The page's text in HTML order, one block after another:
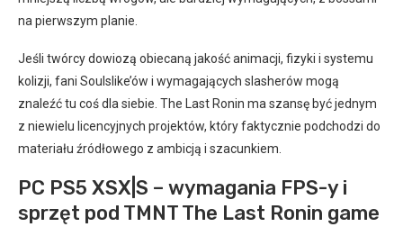
na pierwszym planie.
Jeśli twórcy dowiozą obiecaną jakość animacji, fizyki i systemu
kolizji, fani Soulslike’ów i wymagających slasherów mogą
znaleźć tu coś dla siebie. The Last Ronin ma szansę być jednym
z niewielu licencyjnych projektów, który faktycznie podchodzi do
materiału źródłowego z ambicją i szacunkiem.
PC PS5 XSX|S – wymagania FPS-y i
sprzęt pod TMNT The Last Ronin game